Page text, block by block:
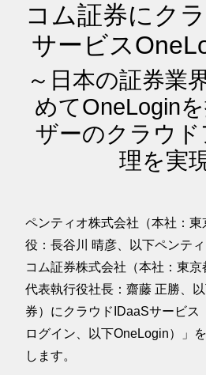
コム証券にク
サービス
～日本の証券業
めてOneLogin
ザーのクラウ
理を実
ペンティオ株式会社（本社：
役：長谷川 晴彦、以下ペンテ
コム証券株式会社（本社：東
代表執行役社長：齋藤 正勝、
券）にクラウドIDaaSサービス
ログイン、以下OneLogin）」
します。